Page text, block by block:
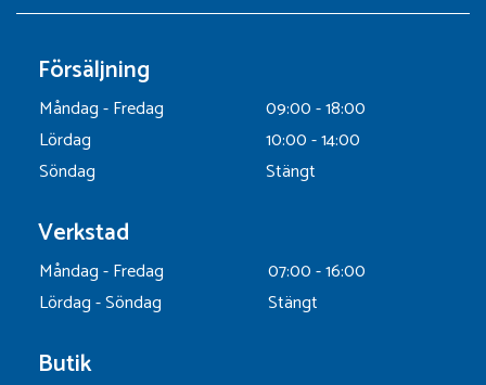
Försäljning
Måndag - Fredag
09:00 - 18:00
Lördag
10:00 - 14:00
Söndag
Stängt
Verkstad
Måndag - Fredag
07:00 - 16:00
Lördag - Söndag
Stängt
Butik